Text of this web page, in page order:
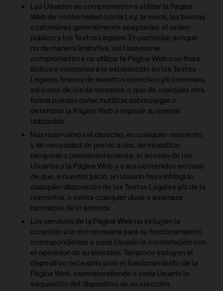
Los Usuarios se comprometen a utilizar la Página
Web de conformidad con la Ley, la moral, las buenas
costumbres generalmente aceptadas, el orden
público y los Textos Legales. En particular, aunque
no de manera limitativa, los Usuarios se
comprometen a no utilizar la Página Web con fines
ilícitos o contrarios a lo establecido en los Textos
Legales, lesivos de nuestros derechos y/o intereses,
así como de los de terceros, o que de cualquier otra
forma puedan dañar, inutilizar, sobrecargar o
deteriorar la Página Web o impedir su normal
utilización.
Nos reservamos el derecho, en cualquier momento
y sin necesidad de previo aviso, de inhabilitar,
temporal o permanentemente, el acceso de los
Usuarios a la Página Web y a sus contenidos en caso
de que, a nuestro juicio, un Usuario haya infringido
cualquier disposición de los Textos Legales y/o de la
normativa, o exista cualquier duda o amenaza
razonable de lo anterior.
Los servicios de la Página Web no incluyen la
conexión a la red necesaria para su funcionamiento,
correspondiendo a cada Usuario la contratación con
el operador de su elección. Tampoco incluyen el
dispositivo necesario para el funcionamiento de la
Página Web, correspondiendo a cada Usuario la
adquisición del dispositivo de su elección.